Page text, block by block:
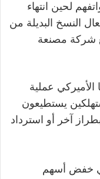
لحين انتهاء
النسخ البديلة من
شركة مصنعة
عملية
إن المستهلكين يستطيعون
آخر أو استرداد
خفض أسهم